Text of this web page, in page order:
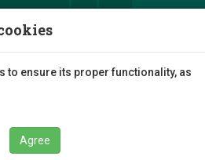
to ensure its proper functionality, as
Agree